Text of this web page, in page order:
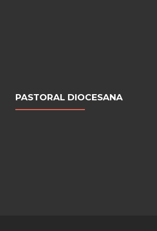
PASTORAL DIOCESANA